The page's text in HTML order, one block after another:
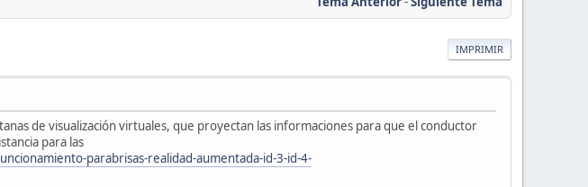
IMPRIMIR
de visualización virtuales, que proyectan las informaciones para que el conductor
para las
parabrisas-realidad-aumentada-id-3-id-4-